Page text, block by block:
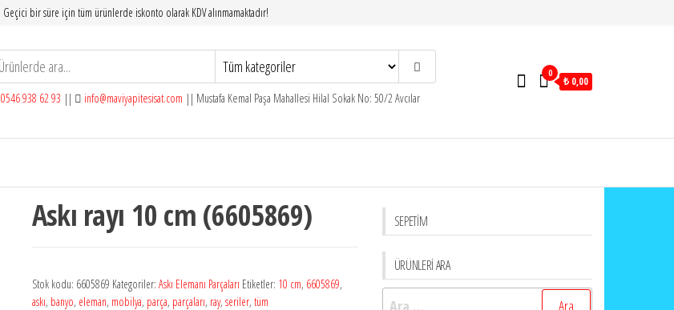
Geçici bir süre için tüm ürünlerde iskonto olarak KDV alınmamaktadır!
0546 938 62 93 || info@maviyapitesisat.com || Mustafa Kemal Paşa Mahallesi Hilal Sokak No: 50/2 Avcılar
0
₺ 0,00
Askı rayı 10 cm (6605869)
Stok kodu: 6605869 Kategoriler: Askı Elemanı Parçaları Etiketler: 10 cm, 6605869,
askı, banyo, eleman, mobilya, parça, parçaları, ray, seriler, tüm
SEPETİM
ÜRÜNLERİ ARA
Arama: